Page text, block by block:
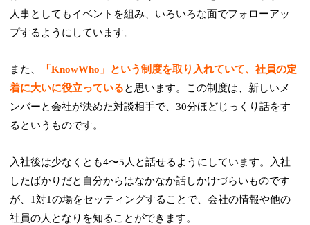
人事としてもイベントを組み、いろいろな面でフォローアッ
プするようにしています。
また、
「KnowWho」という制度を取り入れていて、社員の定
着に大いに役立っていると思います。この制度は、新しいメ
ンバーと会社が決めた対談相手で、30分ほどじっくり話をす
るというものです。
入社後は少なくとも4〜5人と話せるようにしています。入社
したばかりだと自分からはなかなか話しかけづらいものです
が、1対1の場をセッティングすることで、会社の情報や他の
社員の人となりを知ることができます。